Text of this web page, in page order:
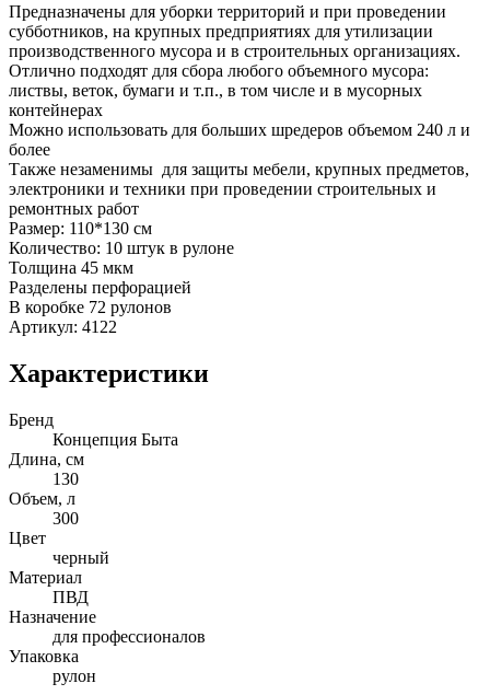
Предназначены для уборки территорий и при проведении
субботников, на крупных предприятиях для утилизации
производственного мусора и в строительных организациях.
Отлично подходят для сбора любого объемного мусора:
листвы, веток, бумаги и т.п., в том числе и в мусорных
контейнерах
Можно использовать для больших шредеров объемом 240 л и
более
Также незаменимы для защиты мебели, крупных предметов,
электроники и техники при проведении строительных и
ремонтных работ
Размер: 110*130 см
Количество: 10 штук в рулоне
Толщина 45 мкм
Разделены перфорацией
В коробке 72 рулонов
Артикул: 4122
Характеристики
Бренд
Концепция Быта
Длина, см
130
Объем, л
300
Цвет
черный
Материал
ПВД
Назначение
для профессионалов
Упаковка
рулон